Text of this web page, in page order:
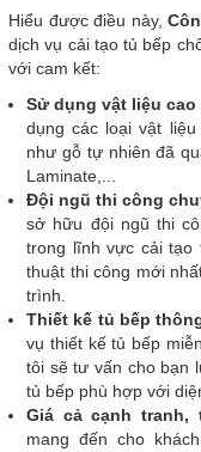
Hiểu được điều này,
dịch vụ cải tạo tủ bếp
với cam kết:
Sử dụng vật liệu
dụng các loại vật
như gỗ tự nhiên đã
Laminate,...
Đội ngũ thi công
sở hữu đội ngũ thi
trong lĩnh vực cải tạo
thuật thi công mới
trình.
Thiết kế tủ bếp
vụ thiết kế tủ bếp
tôi sẽ tư vấn cho bạn
tủ bếp phù hợp với
Giá cả cạnh tranh,
mang đến cho